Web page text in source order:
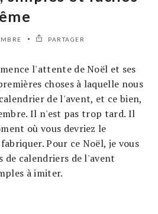
PARTAGER
l'attente de Noël et ses
choses à laquelle nous
de l'avent, et ce bien,
Il n'est pas trop tard. Il
où vous devriez le
Pour ce Noël, je vous
de calendriers de l'avent
à imiter.